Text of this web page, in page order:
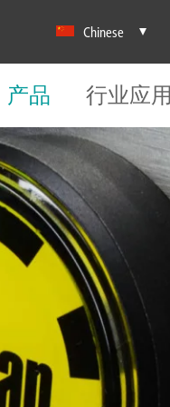
Chinese
产品 行业应用